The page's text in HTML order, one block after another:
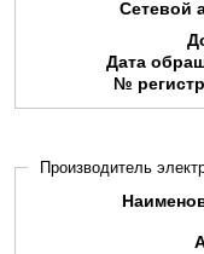
Сетевой
Дата
№
Производитель